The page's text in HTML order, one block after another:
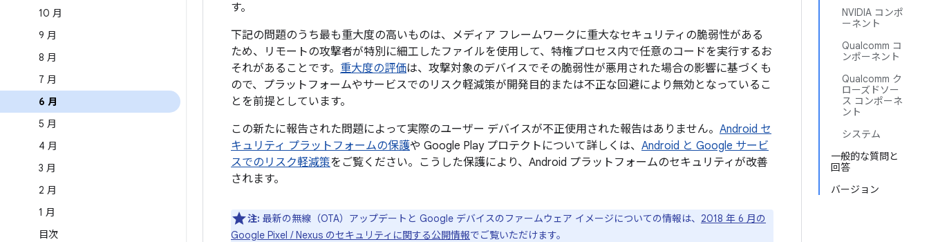
10 月
9 月
8 月
7 月
6 月
5 月
4 月
3 月
2 月
1 月
目次
NVIDIA コンポ
ーネント
Qualcomm コ
ンポーネント
Qualcomm ク
ローズドソー
ス コンポーネ
ント
システム
一般的な質問と
回答
バージョン
す。
下記の問題のうち最も重大度の高いものは、メディア フレームワークに重大なセキュリティの脆弱性がある
ため、リモートの攻撃者が特別に細工したファイルを使用して、特権プロセス内で任意のコードを実行するお
それがあることです。 重大度の評価は、攻撃対象のデバイスでその脆弱性が悪用された場合の影響に基づくも
ので、プラットフォームやサービスでのリスク軽減策が開発目的または不正な回避により無効となっているこ
とを前提としています。
この新たに報告された問題によって実際のユーザー デバイスが不正使用された報告はありません。 Android セ
キュリティ プラットフォームの保護や Google Play プロテクトについて詳しくは、 Android と Google サービ
スでのリスク軽減策をご覧ください。こうした保護により、Android プラットフォームのセキュリティが改善
されます。
注: 最新の無線（OTA）アップデートと Google デバイスのファームウェア イメージについての情報は、 2018 年 6 月の
Google Pixel / Nexus のセキュリティに関する公開情報でご覧いただけます。